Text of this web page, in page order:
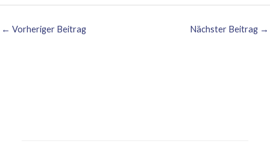
← Vorheriger Beitrag Nächster Beitrag →